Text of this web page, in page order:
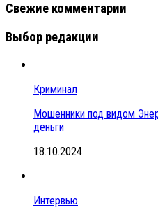
Свежие комментарии
Выбор редакции
Криминал
Мошенники под видом
деньги
18.10.2024
Интервью